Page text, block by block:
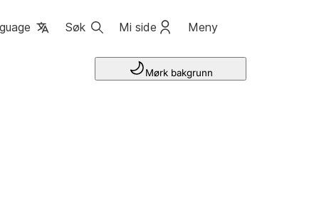
Søk Mi side Meny
Mørk bakgrunn